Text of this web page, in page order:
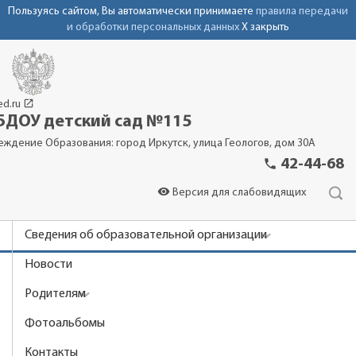
Пользуясь сайтом, Вы автоматически принимаете правила передачи
и обработки персональных данных X закрыть
launch
детский сад №115
Образования: город Иркутск, улица Геологов, дом 30А
phone 42-44-68
visibility Версия для слабовидящих
Сведения об образовательной организации
Новости
Родителям
Фотоальбомы
Контакты